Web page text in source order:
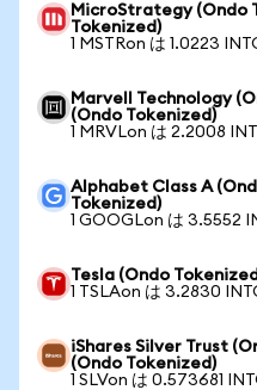
MicroStrategy (Ondo
Tokenized)
1 MSTRon は 1.0223
Marvell Technology
(Ondo Tokenized)
1 MRVLon は 2.2008
Alphabet Class A
Tokenized)
1 GOOGLon は 3.5552
Tesla (Ondo
1 TSLAon は 3.2830
iShares Silver Trust
(Ondo Tokenized)
1 SLVon は 0.573681